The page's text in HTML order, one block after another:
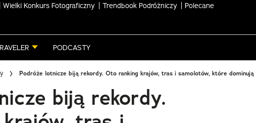
Wielki Konkurs Fotograficzny Trendbook Podróżniczy Polecane
PODCASTY
Podróże lotnicze biją rekordy. Oto ranking krajów, tras i samolotów, które
biją rekordy.